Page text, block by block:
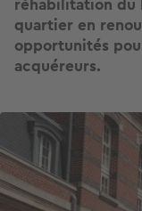
quartier en
opportunités
acquéreurs.
Image